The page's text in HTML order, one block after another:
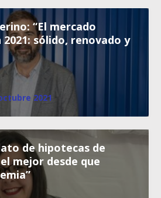
“El mercado
sólido, renovado y
2021
de hipotecas de
mejor desde que